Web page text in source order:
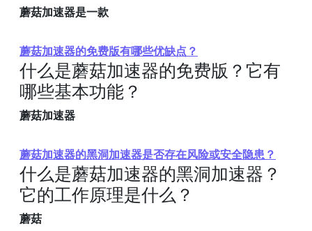
蘑菇加速器是一款
蘑菇加速器的免费版有哪些优缺点？
什么是蘑菇加速器的免费版？它有
哪些基本功能？
蘑菇加速器
蘑菇加速器的黑洞加速器是否存在风险或安全隐患？
什么是蘑菇加速器的黑洞加速器？
它的工作原理是什么？
蘑菇